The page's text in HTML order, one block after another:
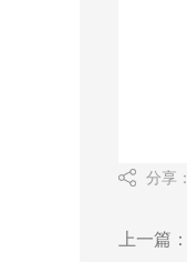
分享：
上一篇：